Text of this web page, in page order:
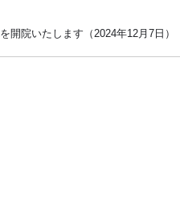
開院いたします（2024年12月7日）